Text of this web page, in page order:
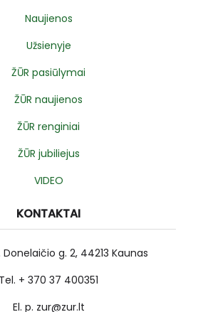
Naujienos
Užsienyje
ŽŪR pasiūlymai
ŽŪR naujienos
ŽŪR renginiai
ŽŪR jubiliejus
VIDEO
KONTAKTAI
Donelaičio g. 2, 44213 Kaunas
Tel. + 370 37 400351
El. p. zur@zur.lt